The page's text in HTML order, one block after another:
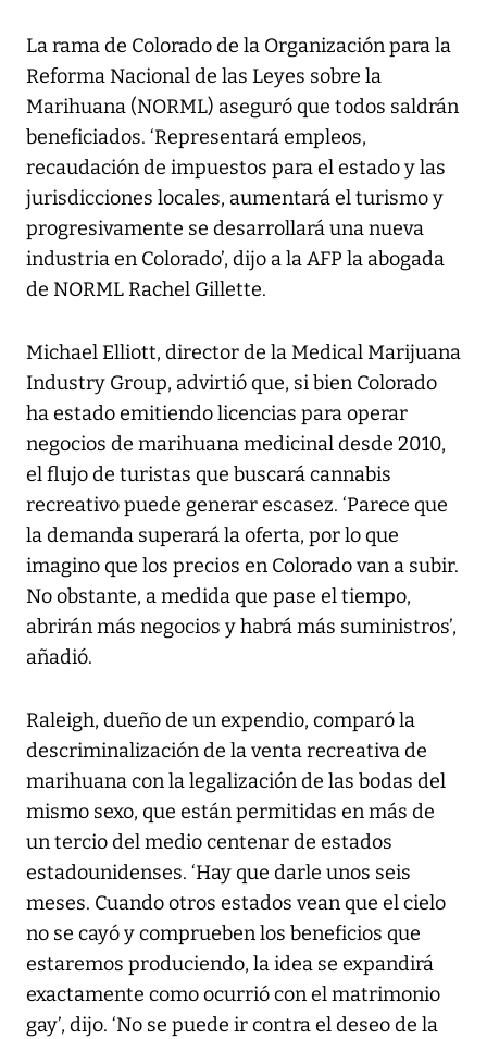
La rama de Colorado de la Organización para la
Reforma Nacional de las Leyes sobre la
Marihuana (NORML) aseguró que todos saldrán
beneficiados. ‘Representará empleos,
recaudación de impuestos para el estado y las
jurisdicciones locales, aumentará el turismo y
progresivamente se desarrollará una nueva
industria en Colorado’, dijo a la AFP la abogada
de NORML Rachel Gillette.
Michael Elliott, director de la Medical Marijuana
Industry Group, advirtió que, si bien Colorado
ha estado emitiendo licencias para operar
negocios de marihuana medicinal desde 2010,
el flujo de turistas que buscará cannabis
recreativo puede generar escasez. ‘Parece que
la demanda superará la oferta, por lo que
imagino que los precios en Colorado van a subir.
No obstante, a medida que pase el tiempo,
abrirán más negocios y habrá más suministros’,
añadió.
Raleigh, dueño de un expendio, comparó la
descriminalización de la venta recreativa de
marihuana con la legalización de las bodas del
mismo sexo, que están permitidas en más de
un tercio del medio centenar de estados
estadounidenses. ‘Hay que darle unos seis
meses. Cuando otros estados vean que el cielo
no se cayó y comprueben los beneficios que
estaremos produciendo, la idea se expandirá
exactamente como ocurrió con el matrimonio
gay’, dijo. ‘No se puede ir contra el deseo de la